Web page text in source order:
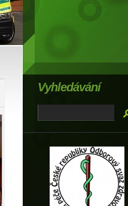
Vyhledávání